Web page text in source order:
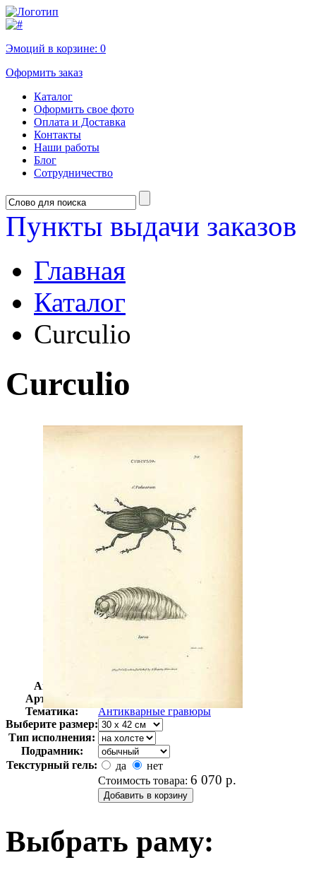
Эмоций в корзине: 0
Оформить заказ
Каталог
Оформить свое фото
Оплата и Доставка
Контакты
Наши работы
Блог
Сотрудничество
Пункты выдачи заказов
Главная
Каталог
Curculio
Curculio
Автор:
Арт-стиль
Тематика:
Антикварные гравюры
Выберите размер:
Тип исполнения:
Подрамник:
Текстурный гель:
да
нет
Стоимость товара: 6 070 р.
Выбрать раму: